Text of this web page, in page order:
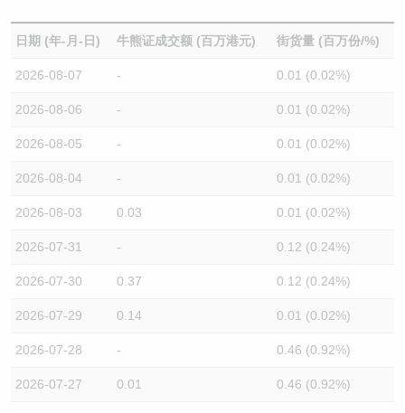
日期 (年-月-日) 牛熊证成交额 (百万港元) 街货量 (百万份/%)
2026-08-07 - 0.01 (0.02%)
2026-08-06 - 0.01 (0.02%)
2026-08-05 - 0.01 (0.02%)
2026-08-04 - 0.01 (0.02%)
2026-08-03 0.03 0.01 (0.02%)
2026-07-31 - 0.12 (0.24%)
2026-07-30 0.37 0.12 (0.24%)
2026-07-29 0.14 0.01 (0.02%)
2026-07-28 - 0.46 (0.92%)
2026-07-27 0.01 0.46 (0.92%)